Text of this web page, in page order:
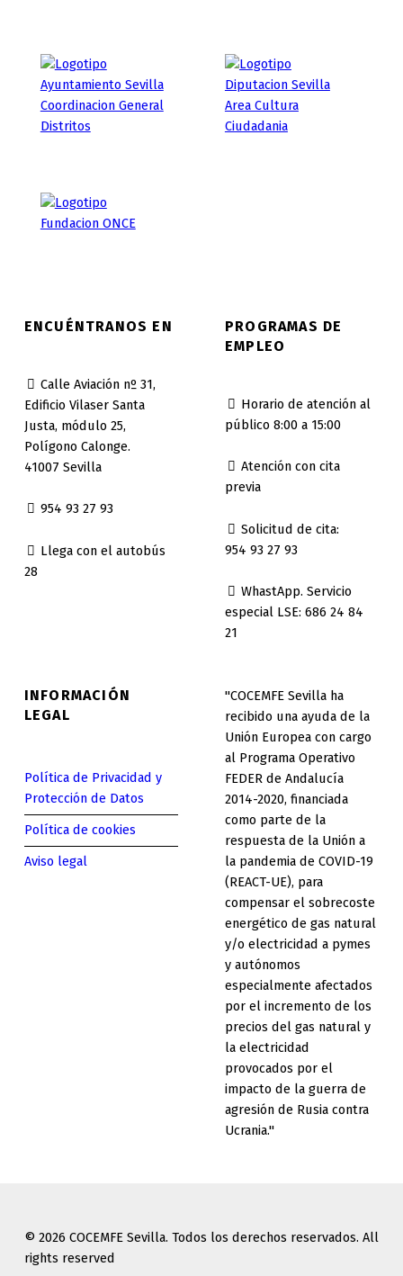
ENCUÉNTRANOS EN
Calle Aviación nº 31,
Edificio Vilaser Santa
Justa, módulo 25,
Polígono Calonge.
41007 Sevilla
954 93 27 93
Llega con el autobús
28
PROGRAMAS DE
EMPLEO
Horario de atención al
público 8:00 a 15:00
Atención con cita
previa
Solicitud de cita:
954 93 27 93
WhastApp. Servicio
especial LSE: 686 24 84
21
INFORMACIÓN
LEGAL
Política de Privacidad y
Protección de Datos
Política de cookies
Aviso legal
"COCEMFE Sevilla ha
recibido una ayuda de la
Unión Europea con cargo
al Programa Operativo
FEDER de Andalucía
2014-2020, financiada
como parte de la
respuesta de la Unión a
la pandemia de COVID-19
(REACT-UE), para
compensar el sobrecoste
energético de gas natural
y/o electricidad a pymes
y autónomos
especialmente afectados
por el incremento de los
precios del gas natural y
la electricidad
provocados por el
impacto de la guerra de
agresión de Rusia contra
Ucrania."
© 2026 COCEMFE Sevilla. Todos los derechos reservados. All
rights reserved